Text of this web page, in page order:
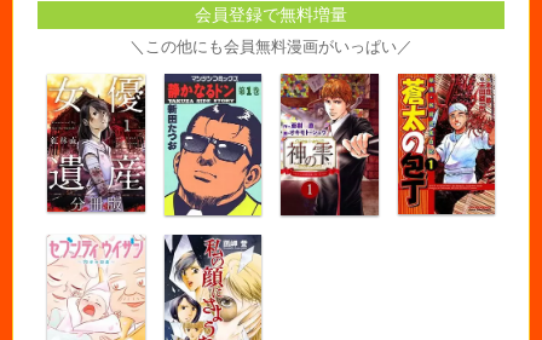
会員登録で無料増量
＼この他にも会員無料漫画がいっぱい／